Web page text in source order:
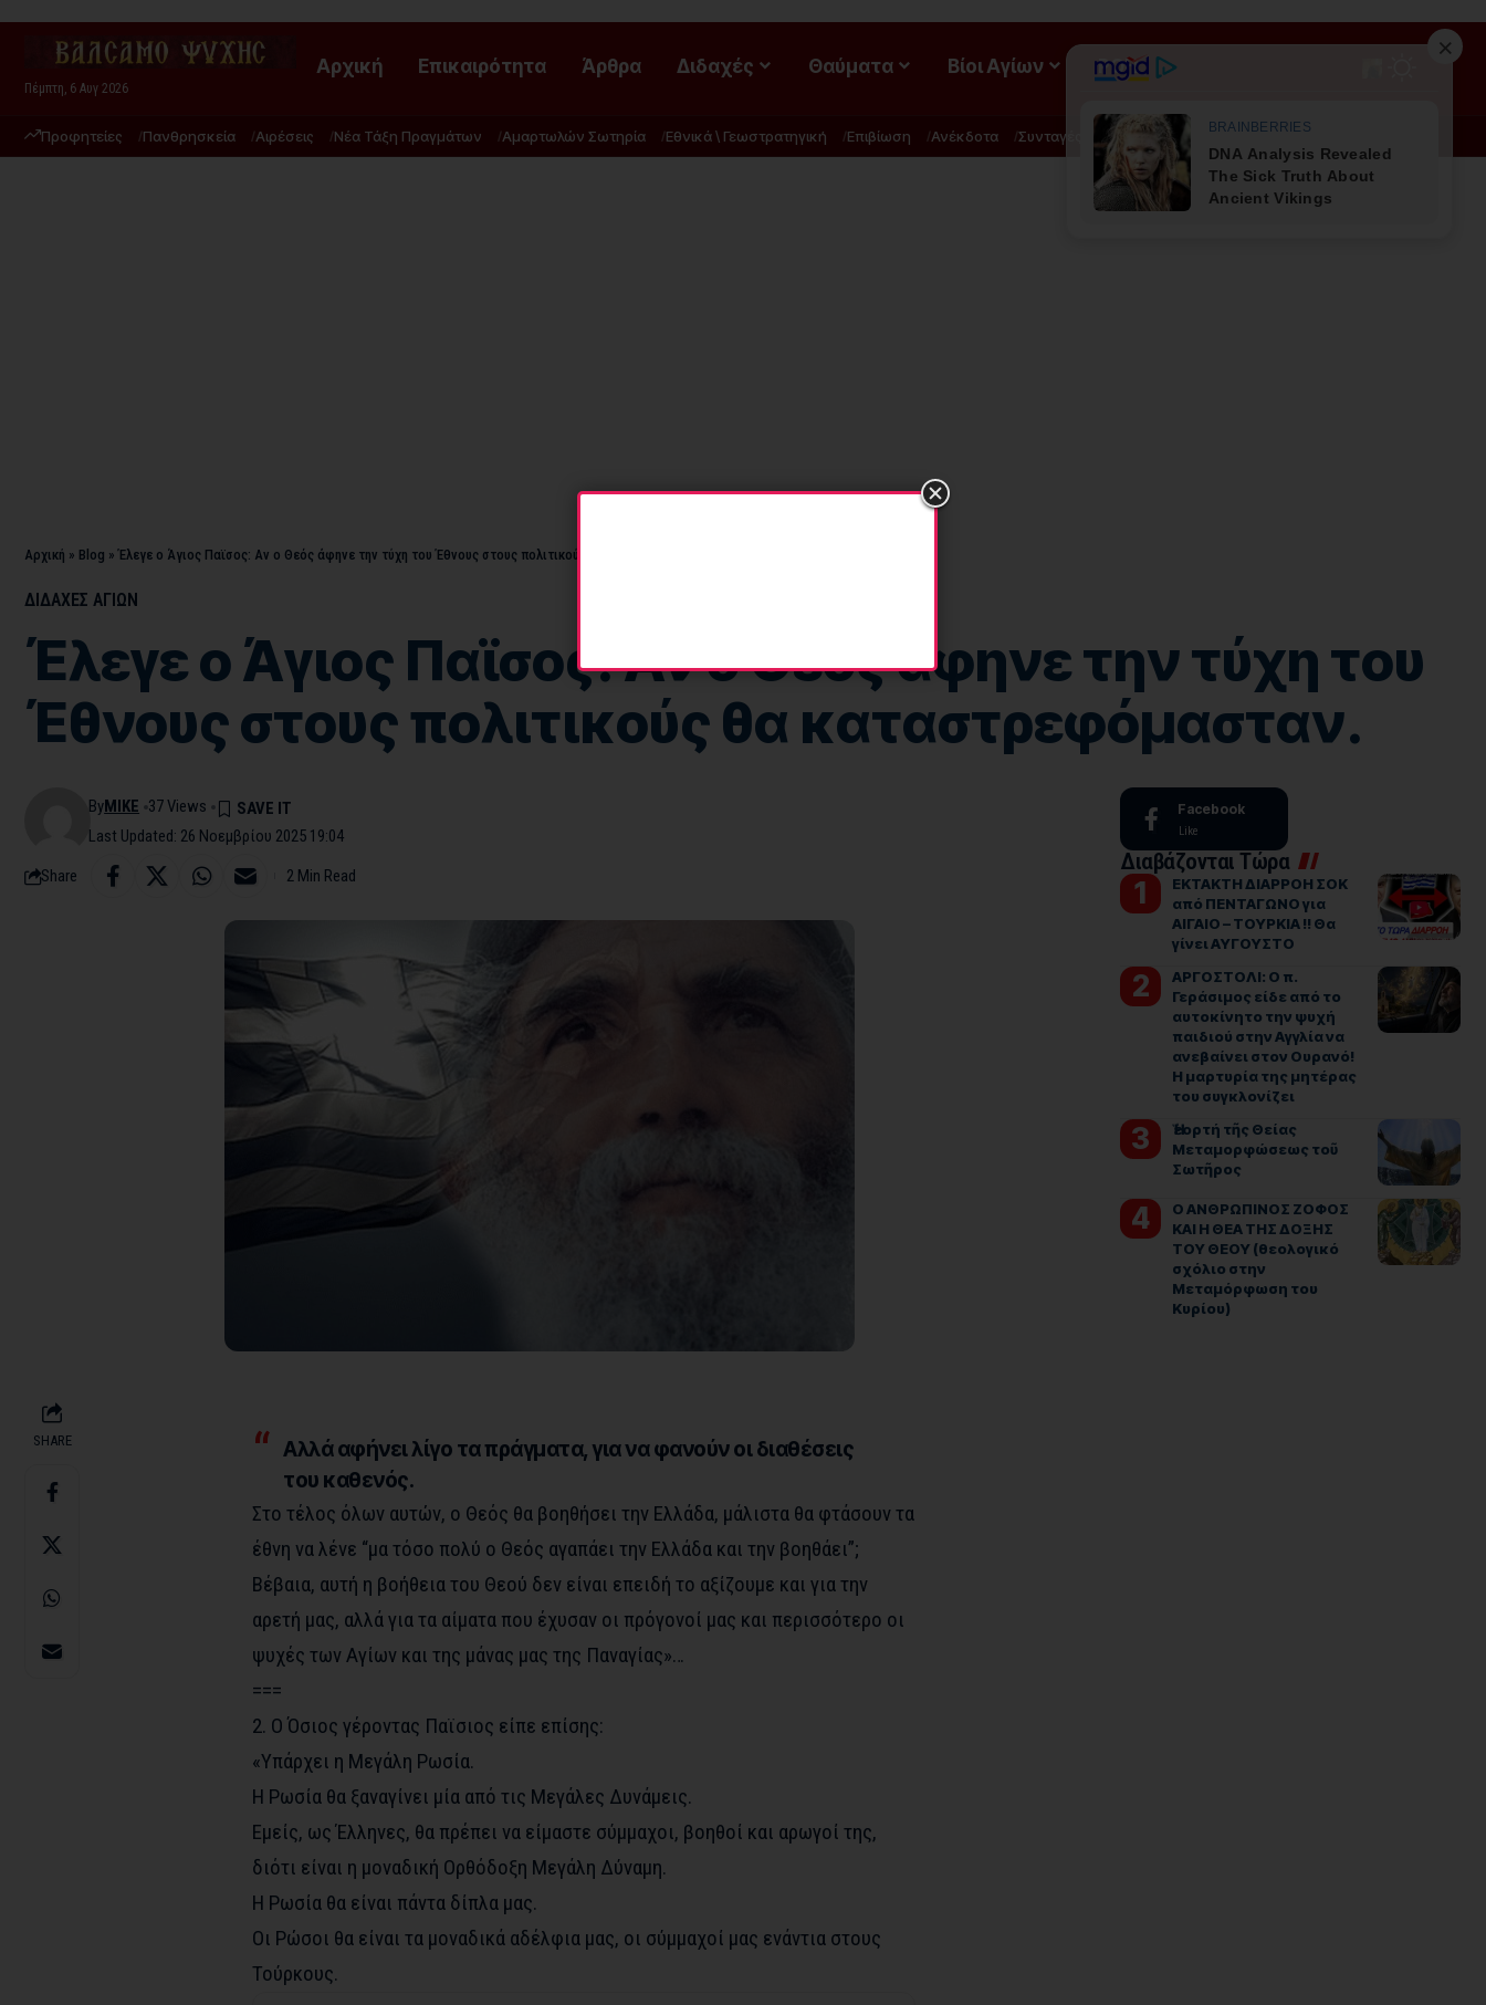
Πέμπτη, 6 Αυγ 2026
Αρχική Επικαιρότητα Άρθρα Διδαχές Θαύματα Βίοι Αγίων ΡΟΗ
Προφητείες Πανθρησκεία Αιρέσεις Νέα Τάξη Πραγμάτων Αμαρτωλών Σωτηρία Εθνικά \ Γεωστρατηγική Επιβίωση Ανέκδοτα Συνταγές Διατροφή - Φυσική Ιατρική
Αρχική » Blog »Έλεγε ο Άγιος Παϊσος: Αν ο Θεός άφηνε την τύχη του Έθνους στους πολιτικούς θα καταστρεφόμασταν.
ΔΙΔΑΧΕΣ ΑΓΙΩΝ
Έλεγε ο Άγιος Παϊσος: Αν ο Θεός άφηνε την τύχη του
Έθνους στους πολιτικούς θα καταστρεφόμασταν.
Last Updated: 26 Νοεμβρίου 2025 19:04
ByMIKE 37 Views
Share 2 Min Read
SHARE
Αλλά αφήνει λίγο τα πράγματα, για να φανούν οι διαθέσεις
του καθενός.
Στο τέλος όλων αυτών, ο Θεός θα βοηθήσει την Ελλάδα, μάλιστα θα φτάσουν τα
έθνη να λένε “μα τόσο πολύ ο Θεός αγαπάει την Ελλάδα και την βοηθάει”;
Βέβαια, αυτή η βοήθεια του Θεού δεν είναι επειδή το αξίζουμε και για την
αρετή μας, αλλά για τα αίματα που έχυσαν οι πρόγονοί μας και περισσότερο οι
ψυχές των Αγίων και της μάνας μας της Παναγίας»…
===
2. Ο Όσιος γέροντας Παϊσιος είπε επίσης:
«Υπάρχει η Μεγάλη Ρωσία.
Η Ρωσία θα ξαναγίνει μία από τις Μεγάλες Δυνάμεις.
Εμείς, ως Έλληνες, θα πρέπει να είμαστε σύμμαχοι, βοηθοί και αρωγοί της,
διότι είναι η μοναδική Ορθόδοξη Μεγάλη Δύναμη.
Η Ρωσία θα είναι πάντα δίπλα μας.
Οι Ρώσοι θα είναι τα μοναδικά αδέλφια μας, οι σύμμαχοί μας ενάντια στους
Τούρκους.
Facebook
Like
Διαβάζονται Τώρα
ΕΚΤΑΚΤΗ ΔΙΑΡΡΟΗ ΣΟΚ
από ΠΕΝΤΑΓΩΝΟ για
ΑΙΓΑΙΟ – ΤΟΥΡΚΙΑ !! Θα
γίνει ΑΥΓΟΥΣΤΟ
ΑΡΓΟΣΤΟΛΙ: Ο π.
Γεράσιμος είδε από το
αυτοκίνητο την ψυχή
παιδιού στην Αγγλία να
ανεβαίνει στον Ουρανό!
Η μαρτυρία της μητέρας
του συγκλονίζει
Ἡ ἑορτή τῆς Θείας
Μεταμορφώσεως τοῦ
Σωτῆρος
Ο ΑΝΘΡΩΠΙΝΟΣ ΖΟΦΟΣ
ΚΑΙ Η ΘΕΑ ΤΗΣ ΔΟΞΗΣ
ΤΟΥ ΘΕΟΥ (θεολογικό
σχόλιο στην
Μεταμόρφωση του
Κυρίου)